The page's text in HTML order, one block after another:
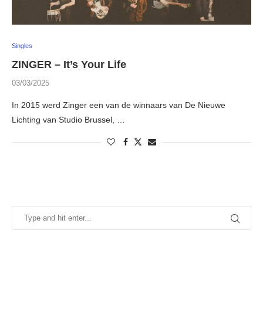
Singles
ZINGER – It’s Your Life
03/03/2025
In 2015 werd Zinger een van de winnaars van De Nieuwe
Lichting van Studio Brussel, …